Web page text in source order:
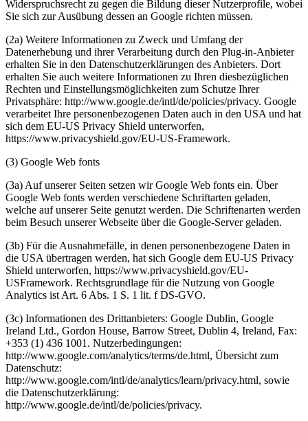
Widerspruchsrecht zu gegen die Bildung dieser Nutzerprofile, wobei
Sie sich zur Ausübung dessen an Google richten müssen.
(2a) Weitere Informationen zu Zweck und Umfang der
Datenerhebung und ihrer Verarbeitung durch den Plug-in-Anbieter
erhalten Sie in den Datenschutzerklärungen des Anbieters. Dort
erhalten Sie auch weitere Informationen zu Ihren diesbezüglichen
Rechten und Einstellungsmöglichkeiten zum Schutze Ihrer
Privatsphäre: http://www.google.de/intl/de/policies/privacy. Google
verarbeitet Ihre personenbezogenen Daten auch in den USA und hat
sich dem EU-US Privacy Shield unterworfen,
https://www.privacyshield.gov/EU-US-Framework.
(3) Google Web fonts
(3a) Auf unserer Seiten setzen wir Google Web fonts ein. Über
Google Web fonts werden verschiedene Schriftarten geladen,
welche auf unserer Seite genutzt werden. Die Schriftenarten werden
beim Besuch unserer Webseite über die Google-Server geladen.
(3b) Für die Ausnahmefälle, in denen personenbezogene Daten in
die USA übertragen werden, hat sich Google dem EU-US Privacy
Shield unterworfen, https://www.privacyshield.gov/EU-
USFramework. Rechtsgrundlage für die Nutzung von Google
Analytics ist Art. 6 Abs. 1 S. 1 lit. f DS-GVO.
(3c) Informationen des Drittanbieters: Google Dublin, Google
Ireland Ltd., Gordon House, Barrow Street, Dublin 4, Ireland, Fax:
+353 (1) 436 1001. Nutzerbedingungen:
http://www.google.com/analytics/terms/de.html, Übersicht zum
Datenschutz:
http://www.google.com/intl/de/analytics/learn/privacy.html, sowie
die Datenschutzerklärung:
http://www.google.de/intl/de/policies/privacy.